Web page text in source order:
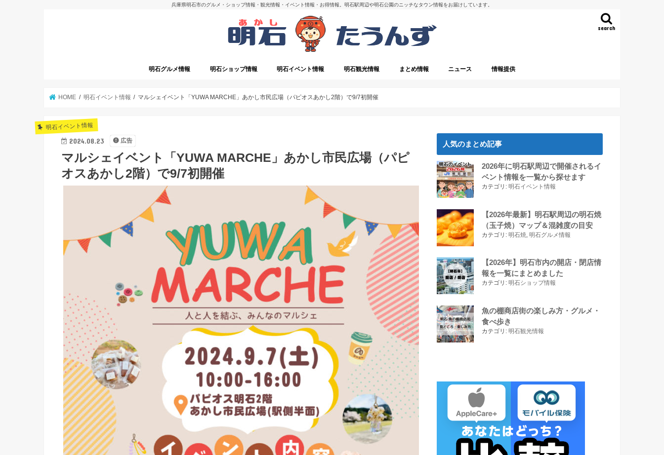
兵庫県明石市のグルメ・ショップ情報・観光情報・イベント情報・お得情報。明石駅周辺や明石公園のニッチなタウン情報をお届けしています。
search
明石グルメ情報 明石ショップ情報 明石イベント情報 明石観光情報 まとめ情報 ニュース 情報提供
HOME 明石イベント情報 マルシェイベント「YUWA MARCHE」あかし市民広場（パピオスあかし2階）で9/7初開催
明石イベント情報
2024.08.23 広告
マルシェイベント「YUWA MARCHE」あかし市民広場（パピ
オスあかし2階）で9/7初開催
人気のまとめ記事
2026年に明石駅周辺で開催されるイ
ベント情報を一覧から探せます
カテゴリ: 明石イベント情報
【2026年最新】明石駅周辺の明石焼
（玉子焼）マップ＆混雑度の目安
カテゴリ: 明石焼 明石グルメ情報
【2026年】明石市内の開店・閉店情
報を一覧にまとめました
カテゴリ: 明石ショップ情報
魚の棚商店街の楽しみ方・グルメ・
食べ歩き
カテゴリ: 明石観光情報